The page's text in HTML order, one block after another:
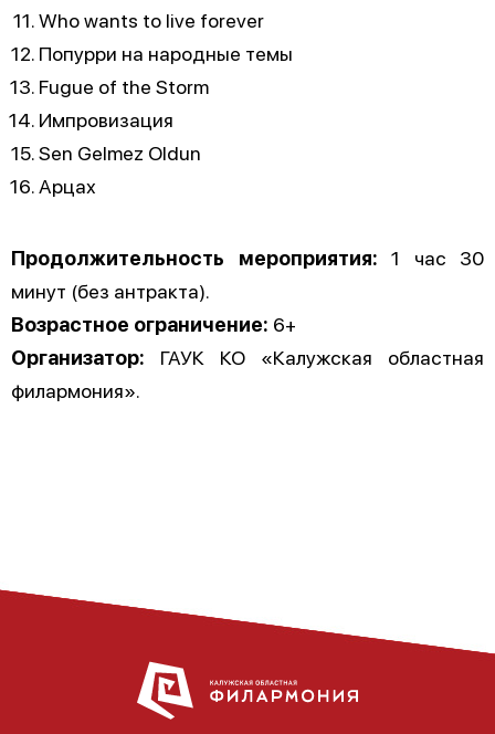
Who wants to live forever
Попурри на народные темы
Fugue of the Storm
Импровизация
Sen Gelmez Oldun
Арцах
Продолжительность мероприятия: 1 час 30
минут (без антракта).
Возрастное ограничение: 6+
Организатор: ГАУК КО «Калужская областная
филармония».